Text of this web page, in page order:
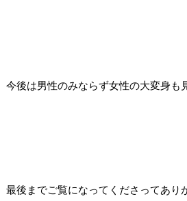
今後は男性のみならず女性の大変身も
最後までご覧になってくださってあり